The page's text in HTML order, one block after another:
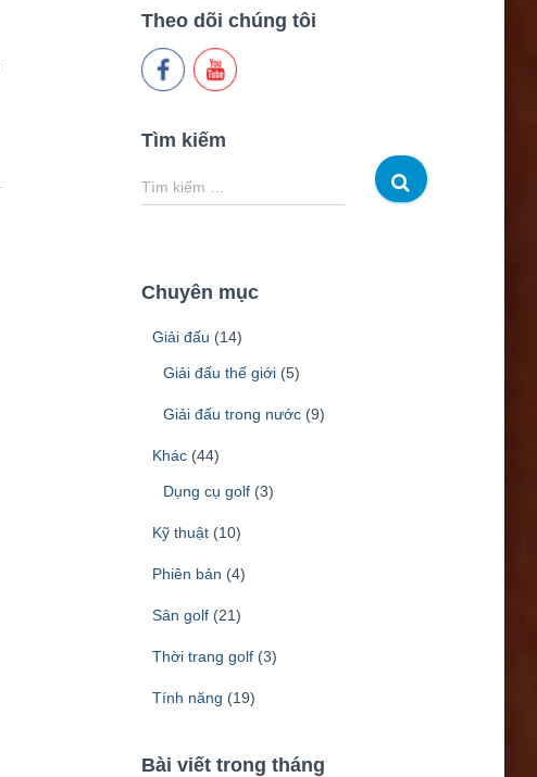
Theo dõi chúng tôi
Tìm kiếm
T
ì
ế
Tìm kiếm …
Chuyên mục
Giải đấu (14)
Giải đấu thế giới(5)
Giải đấu trong nước(9)
Khác(44)
Dụng cụ golf(3)
Kỹ thuật(10)
Phiên bản (4)
Sân golf(21)
Thời trang golf(3)
Tính năng (19)
Bài viết trong tháng